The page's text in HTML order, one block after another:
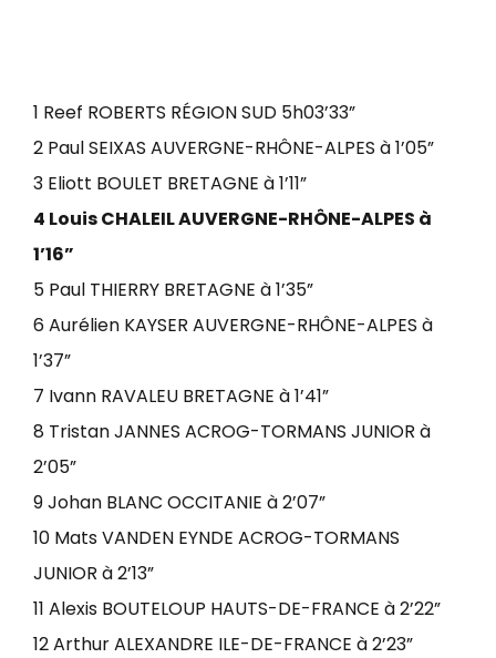
1 Reef ROBERTS RÉGION SUD 5h03’33”
2 Paul SEIXAS AUVERGNE-RHÔNE-ALPES à 1’05”
3 Eliott BOULET BRETAGNE à 1’11”
4 Louis CHALEIL AUVERGNE-RHÔNE-ALPES à
1’16”
5 Paul THIERRY BRETAGNE à 1’35”
6 Aurélien KAYSER AUVERGNE-RHÔNE-ALPES à
1’37”
7 Ivann RAVALEU BRETAGNE à 1’41”
8 Tristan JANNES ACROG-TORMANS JUNIOR à
2’05”
9 Johan BLANC OCCITANIE à 2’07”
10 Mats VANDEN EYNDE ACROG-TORMANS
JUNIOR à 2’13”
11 Alexis BOUTELOUP HAUTS-DE-FRANCE à 2’22”
12 Arthur ALEXANDRE ILE-DE-FRANCE à 2’23”